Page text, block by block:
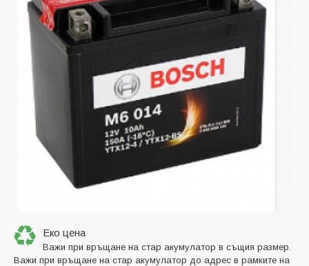
Еко цена
Важи при връщане на стар акумулатор в същия размер.
Важи при връщане на стар акумулатор до адрес в рамките на